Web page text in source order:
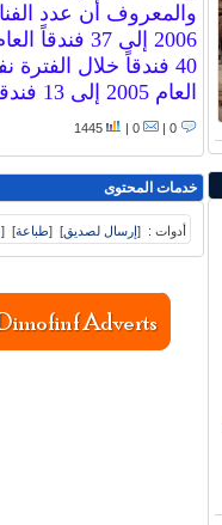
العام 2005 إلى 13 فندقاً العام 2013.
0 |
0 |
1445
خدمات المحتوى
أدوات : [إرسال لصديق]
[طباعة]
[